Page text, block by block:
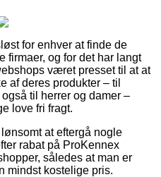
for enhver at finde de
firmaer, og for det har langt
været presset til at at
af deres produkter – til
til herrer og damer –
love fri fragt.
at eftergå nogle
rabat på ProKennex
således at man er
mindst kostelige pris.